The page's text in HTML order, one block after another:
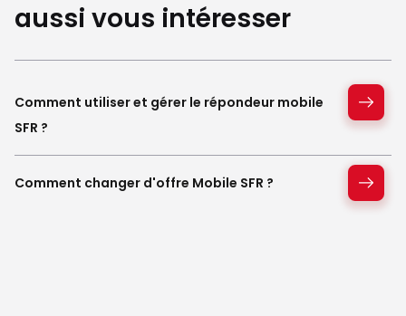
aussi vous intéresser
Comment utiliser et gérer le répondeur mobile
SFR ?
Comment changer d'offre Mobile SFR ?